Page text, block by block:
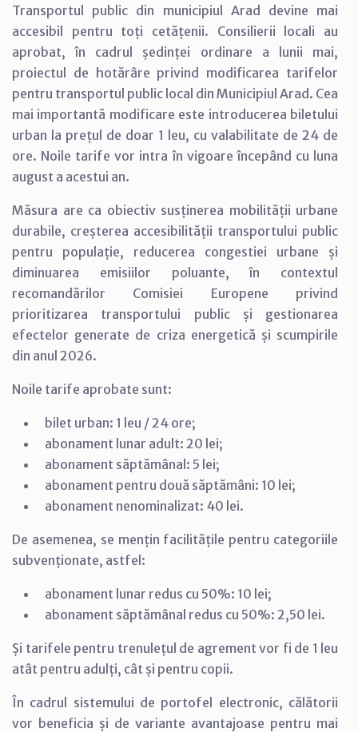
Transportul public din municipiul Arad devine mai
accesibil pentru toți cetățenii. Consilierii locali au
aprobat, în cadrul ședinței ordinare a lunii mai,
proiectul de hotărâre privind modificarea tarifelor
pentru transportul public local din Municipiul Arad. Cea
mai importantă modificare este introducerea biletului
urban la prețul de doar 1 leu, cu valabilitate de 24 de
ore. Noile tarife vor intra în vigoare începând cu luna
august a acestui an.
Măsura are ca obiectiv susținerea mobilității urbane
durabile, creșterea accesibilității transportului public
pentru populație, reducerea congestiei urbane și
diminuarea emisiilor poluante, în contextul
recomandărilor Comisiei Europene privind
prioritizarea transportului public și gestionarea
efectelor generate de criza energetică și scumpirile
din anul 2026.
Noile tarife aprobate sunt:
bilet urban: 1 leu / 24 ore;
abonament lunar adult: 20 lei;
abonament săptămânal: 5 lei;
abonament pentru două săptămâni: 10 lei;
abonament nenominalizat: 40 lei.
De asemenea, se mențin facilitățile pentru categoriile
subvenționate, astfel:
abonament lunar redus cu 50%: 10 lei;
abonament săptămânal redus cu 50%: 2,50 lei.
Și tarifele pentru trenulețul de agrement vor fi de 1 leu
atât pentru adulți, cât și pentru copii.
În cadrul sistemului de portofel electronic, călătorii
vor beneficia și de variante avantajoase pentru mai